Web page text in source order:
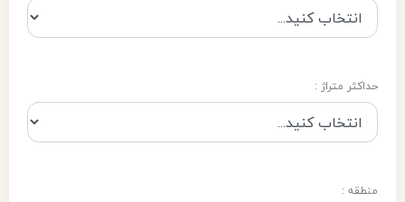
حداکثر متراژ :
منطقه :